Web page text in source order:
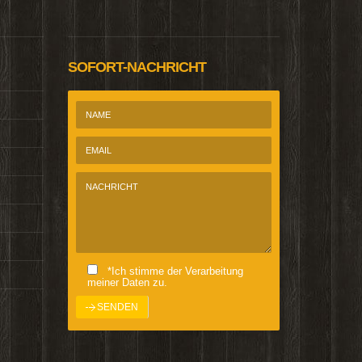
SOFORT-NACHRICHT
*Ich stimme der Verarbeitung
meiner Daten zu.